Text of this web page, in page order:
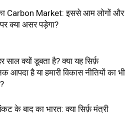
Carbon Market: इससे आम लोगों और
पर क्या असर पड़ेगा?
साल क्यों डूबता है? क्या यह सिर्फ़
आपदा है या हमारी विकास नीतियों का भी
के बाद का भारत: क्या सिर्फ़ मंत्री